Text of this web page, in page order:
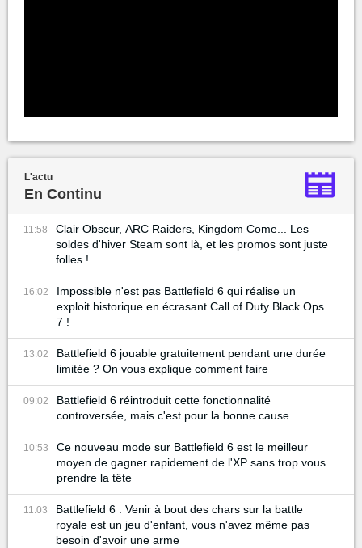
L'actu
En Continu
11:58
Clair Obscur, ARC Raiders, Kingdom Come... Les
soldes d'hiver Steam sont là, et les promos sont juste
folles !
16:02
Impossible n'est pas Battlefield 6 qui réalise un
exploit historique en écrasant Call of Duty Black Ops
7 !
13:02
Battlefield 6 jouable gratuitement pendant une durée
limitée ? On vous explique comment faire
09:02
Battlefield 6 réintroduit cette fonctionnalité
controversée, mais c'est pour la bonne cause
10:53
Ce nouveau mode sur Battlefield 6 est le meilleur
moyen de gagner rapidement de l'XP sans trop vous
prendre la tête
11:03
Battlefield 6 : Venir à bout des chars sur la battle
royale est un jeu d'enfant, vous n'avez même pas
besoin d'avoir une arme